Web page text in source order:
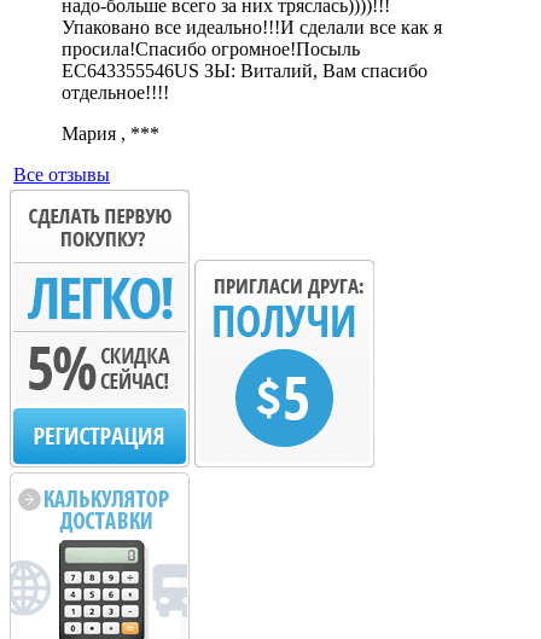
надо-больше всего за них тряслась))))!!!
Упаковано все идеально!!!И сделали все как я
просила!Спасибо огромное!Посыль
EC643355546US ЗЫ: Виталий, Вам спасибо
отдельное!!!!
Мария , ***
Все отзывы